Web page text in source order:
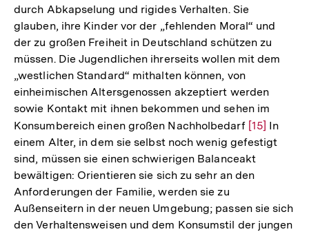
durch Abkapselung und rigides Verhalten. Sie
glauben, ihre Kinder vor der „fehlenden Moral“ und
der zu großen Freiheit in Deutschland schützen zu
müssen. Die Jugendlichen ihrerseits wollen mit dem
„westlichen Standard“ mithalten können, von
einheimischen Altersgenossen akzeptiert werden
sowie Kontakt mit ihnen bekommen und sehen im
Konsumbereich einen großen Nachholbedarf Zur
Auflösung
der
Fußnote
[15] In
einem Alter, in dem sie selbst noch wenig gefestigt
sind, müssen sie einen schwierigen Balanceakt
bewältigen: Orientieren sie sich zu sehr an den
Anforderungen der Familie, werden sie zu
Außenseitern in der neuen Umgebung; passen sie sich
den Verhaltensweisen und dem Konsumstil der jungen